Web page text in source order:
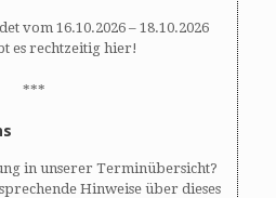
vom 16.10.2026 – 18.10.2026
es rechtzeitig hier!
***
in unserer Terminübersicht?
Hinweise über dieses